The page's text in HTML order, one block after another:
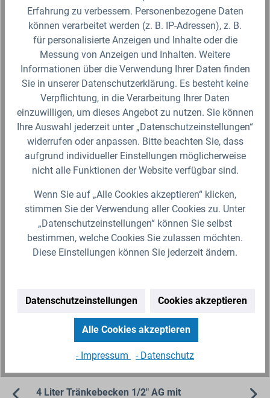
Ablasshahn für 1/2" AG Tränke
Sie sind bereits Besitzer eines IBC (Intermediate Bulk
Container) mit passender Tränke, dann ist dieses
Verbindungsset die richtige Wahl. Sie erhalten einen
IBC…
31,99 €*
Lieferzeit 2-3 Werktage (Versand mit DHL Paket)
Zum Artikel
Produktgalerie überspringen
Ähnliche Artikel
4 Liter Tränkebecken 1/2" AG mit
Erfahrung zu verbessern. Personenbezogene Daten
können verarbeitet werden (z. B. IP-Adressen), z. B.
für personalisierte Anzeigen und Inhalte oder die
Messung von Anzeigen und Inhalten. Weitere
Informationen über die Verwendung Ihrer Daten finden
Sie in unserer Datenschutzerklärung. Es besteht keine
Verpflichtung, in die Verarbeitung Ihrer Daten
einzuwilligen, um dieses Angebot zu nutzen. Sie können
Ihre Auswahl jederzeit unter „Datenschutzeinstellungen“
widerrufen oder anpassen. Bitte beachten Sie, dass
aufgrund individueller Einstellungen möglicherweise
nicht alle Funktionen der Website verfügbar sind.
Wenn Sie auf „Alle Cookies akzeptieren“ klicken,
stimmen Sie der Verwendung aller Cookies zu. Unter
„Datenschutzeinstellungen“ können Sie selbst
bestimmen, welche Cookies Sie zulassen möchten.
Diese Einstellungen können Sie jederzeit ändern.
Datenschutzeinstellungen Cookies akzeptieren
Alle Cookies akzeptieren
- Impressum - Datenschutz